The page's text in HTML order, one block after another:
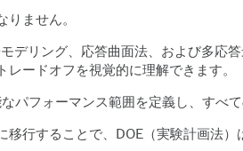
ません。
デリング、応答曲面法、および多応
ードオフを視覚的に理解できます。
パフォーマンス範囲を定義し、すべ
行することで、DOE（実験計画法